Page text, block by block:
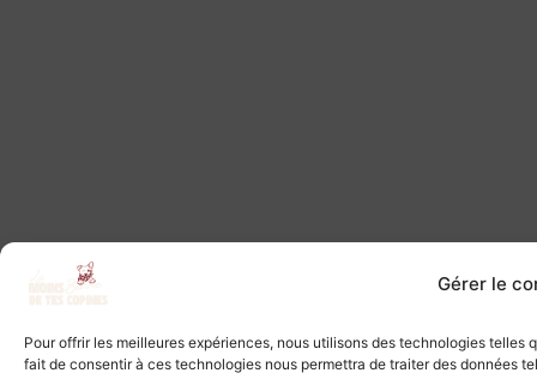
Gérer le
Pour offrir les meilleures expériences, nous utilisons des technologies
fait de consentir à ces technologies nous permettra de traiter des données